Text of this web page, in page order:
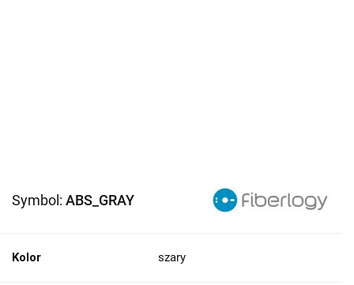
Symbol: ABS_GRAY
Kolor szary